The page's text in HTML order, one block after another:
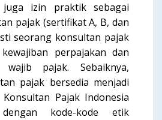
izin praktik sebagai
pajak (sertifikat A, B, dan
seorang konsultan pajak
perpajakan dan
pajak. Sebaiknya,
pajak bersedia menjadi
Pajak Indonesia
kode-kode etik